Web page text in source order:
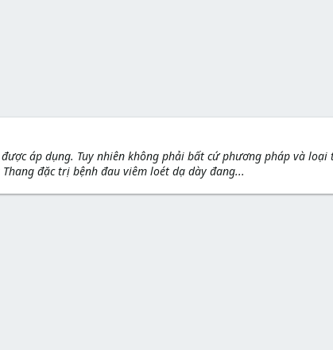
áp dụng. Tuy nhiên không phải bất cứ phương pháp và loại
đặc trị bệnh đau viêm loét dạ dày đang...